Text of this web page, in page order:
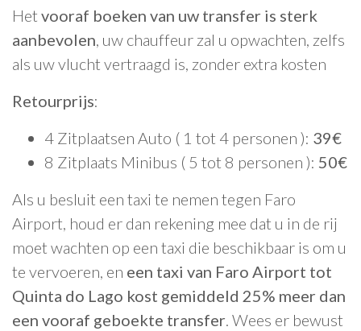
Het vooraf boeken van uw transfer is sterk
aanbevolen, uw chauffeur zal u opwachten, zelfs
als uw vlucht vertraagd is, zonder extra kosten
Retourprijs:
4 Zitplaatsen Auto ( 1 tot 4 personen ): 39€
8 Zitplaats Minibus ( 5 tot 8 personen ): 50€
Als u besluit een taxi te nemen tegen Faro
Airport, houd er dan rekening mee dat u in de rij
moet wachten op een taxi die beschikbaar is om u
te vervoeren, en een taxi van Faro Airport tot
Quinta do Lago kost gemiddeld 25% meer dan
een vooraf geboekte transfer. Wees er bewust